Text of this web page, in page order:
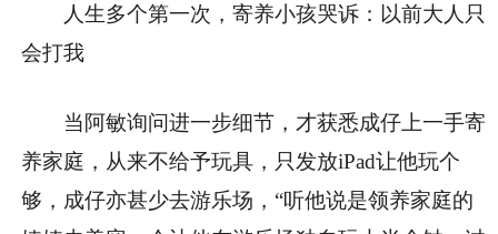
人生多个第一次，寄养小孩哭诉：以前大人只
会打我
当阿敏询问进一步细节，才获悉成仔上一手寄
养家庭，从来不给予玩具，只发放iPad让他玩个
够，成仔亦甚少去游乐场，“听他说是领养家庭的